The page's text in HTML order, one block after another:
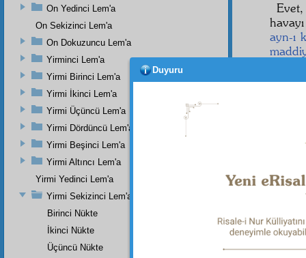
ayn-ı
On Yedinci Lem'a
On Sekizinci Lem'a
On Dokuzuncu Lem'a
Yirminci Lem'a
Yirmi Birinci Lem'a
Yirmi İkinci Lem'a
Yirmi Üçüncü Lem'a
Yirmi Dördüncü Lem'a
Yirmi Beşinci Lem'a
Yirmi Altıncı Lem'a
Yirmi Yedinci Lem'a
Yirmi Sekizinci Lem'a
Birinci Nükte
İkinci Nükte
Üçüncü Nükte
Duyuru